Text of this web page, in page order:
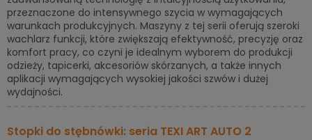
przeznaczone do intensywnego szycia w wymagających
warunkach produkcyjnych. Maszyny z tej serii oferują szeroki
wachlarz funkcji, które zwiększają efektywność, precyzję oraz
komfort pracy, co czyni je idealnym wyborem do produkcji
odzieży, tapicerki, akcesoriów skórzanych, a także innych
aplikacji wymagających wysokiej jakości szwów i dużej
wydajności.
Stopki do stębnówki: seria TEXI ART AUTO 2